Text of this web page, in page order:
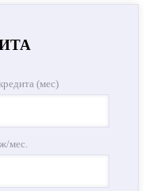
(мес)
мес.